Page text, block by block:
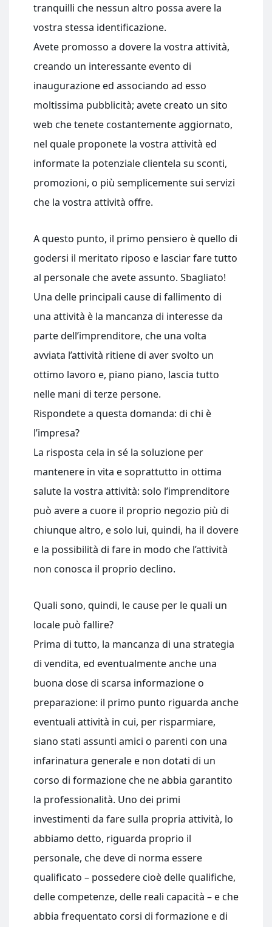
tranquilli che nessun altro possa avere la
vostra stessa identificazione.
Avete promosso a dovere la vostra attività,
creando un interessante evento di
inaugurazione ed associando ad esso
moltissima pubblicità; avete creato un sito
web che tenete costantemente aggiornato,
nel quale proponete la vostra attività ed
informate la potenziale clientela su sconti,
promozioni, o più semplicemente sui servizi
che la vostra attività offre.
A questo punto, il primo pensiero è quello di
godersi il meritato riposo e lasciar fare tutto
al personale che avete assunto. Sbagliato!
Una delle principali cause di fallimento di
una attività è la mancanza di interesse da
parte dell’imprenditore, che una volta
avviata l’attività ritiene di aver svolto un
ottimo lavoro e, piano piano, lascia tutto
nelle mani di terze persone.
Rispondete a questa domanda: di chi è
l’impresa?
La risposta cela in sé la soluzione per
mantenere in vita e soprattutto in ottima
salute la vostra attività: solo l’imprenditore
può avere a cuore il proprio negozio più di
chiunque altro, e solo lui, quindi, ha il dovere
e la possibilità di fare in modo che l’attività
non conosca il proprio declino.
Quali sono, quindi, le cause per le quali un
locale può fallire?
Prima di tutto, la mancanza di una strategia
di vendita, ed eventualmente anche una
buona dose di scarsa informazione o
preparazione: il primo punto riguarda anche
eventuali attività in cui, per risparmiare,
siano stati assunti amici o parenti con una
infarinatura generale e non dotati di un
corso di formazione che ne abbia garantito
la professionalità. Uno dei primi
investimenti da fare sulla propria attività, lo
abbiamo detto, riguarda proprio il
personale, che deve di norma essere
qualificato – possedere cioè delle qualifiche,
delle competenze, delle reali capacità – e che
abbia frequentato corsi di formazione e di